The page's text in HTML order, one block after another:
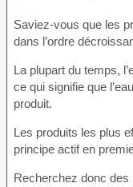
Saviez-vous que les
dans l’ordre
La plupart du temps,
ce qui signifie que
produit.
Les produits les plus
principe actif en
Recherchez donc des